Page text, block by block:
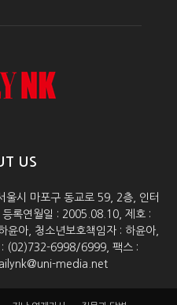
US
시 마포구 동교로 59, 2층, 인터
록연월일 : 2005.08.10, 제호 :
윤아, 청소년보호책임자 : 하윤아,
: (02)732-6998/6999, 팩스 :
media.net